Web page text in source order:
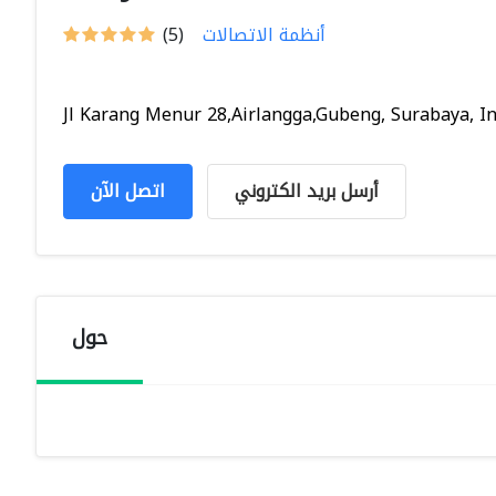
(5) أنظمة الاتصالات
Jl Karang Menur 28,Airlangga,Gubeng, Surabaya,
اتصل الآن أرسل بريد الكتروني
حول